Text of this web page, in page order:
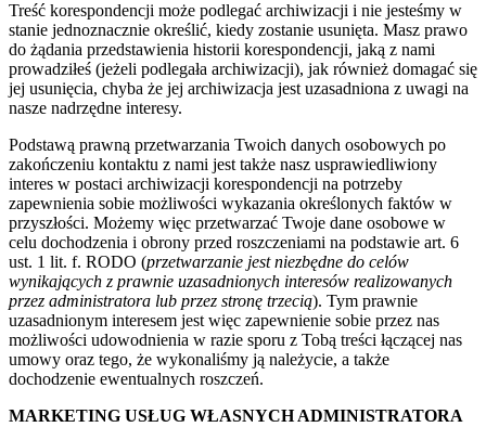
Treść korespondencji może podlegać archiwizacji i nie jesteśmy w
stanie jednoznacznie określić, kiedy zostanie usunięta. Masz prawo
do żądania przedstawienia historii korespondencji, jaką z nami
prowadziłeś (jeżeli podlegała archiwizacji), jak również domagać się
jej usunięcia, chyba że jej archiwizacja jest uzasadniona z uwagi na
nasze nadrzędne interesy.
Podstawą prawną przetwarzania Twoich danych osobowych po
zakończeniu kontaktu z nami jest także nasz usprawiedliwiony
interes w postaci archiwizacji korespondencji na potrzeby
zapewnienia sobie możliwości wykazania określonych faktów w
przyszłości. Możemy więc przetwarzać Twoje dane osobowe w
celu dochodzenia i obrony przed roszczeniami na podstawie art. 6
ust. 1 lit. f. RODO (przetwarzanie jest niezbędne do celów
wynikających z prawnie uzasadnionych interesów realizowanych
przez administratora lub przez stronę trzecią). Tym prawnie
uzasadnionym interesem jest więc zapewnienie sobie przez nas
możliwości udowodnienia w razie sporu z Tobą treści łączącej nas
umowy oraz tego, że wykonaliśmy ją należycie, a także
dochodzenie ewentualnych roszczeń.
MARKETING USŁUG WŁASNYCH ADMINISTRATORA